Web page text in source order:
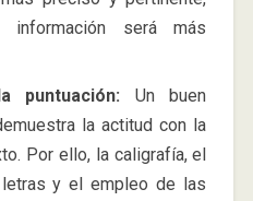
será más
puntuación: Un buen
la actitud con la
Por ello, la caligrafía, el
y el empleo de las